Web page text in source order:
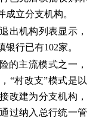
立分支机构。
出机构列表显示，
行已有102家。
的主流模式之一，
“村改支”模式是以
改建为分支机构，
过纳入总行统一管